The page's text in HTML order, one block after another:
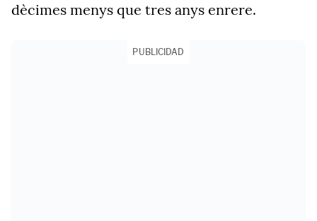
dècimes menys que tres anys enrere.
PUBLICIDAD